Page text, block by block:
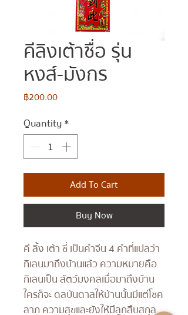
คีลิงเต้าซื่อ รุ่น
หงส์-มังกร
฿200.00Price
Quantity*
Add To Cart
Buy Now
คี ลิ้ง เต้า ชี่ เป็นคำจีน 4 คำที่แปลว่า
กิเลนมาถึงบ้านแล้ว ความหมายคือ
กิเลนเป็น สัตว์มงคลเมื่อมาถึงบ้าน
ใครก็จะ ดลบันดาลให้บ้านนั้นมีแต่โชค
ลาภ ความสุขและยังให้มีลูกสืบสกุล